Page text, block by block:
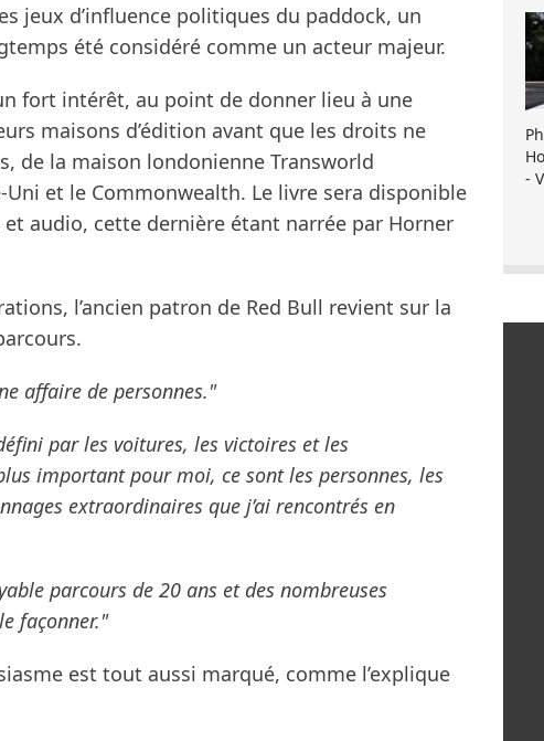
jeux d’influence politiques du paddock, un
été considéré comme un acteur majeur.
fort intérêt, au point de donner lieu à une
maisons d’édition avant que les droits ne
de la maison londonienne Transworld
et le Commonwealth. Le livre sera disponible
audio, cette dernière étant narrée par Horner
l’ancien patron de Red Bull revient sur la
affaire de personnes."
par les voitures, les victoires et les
important pour moi, ce sont les personnes, les
extraordinaires que j’ai rencontrés en
parcours de 20 ans et des nombreuses
façonner."
est tout aussi marqué, comme l’explique
-